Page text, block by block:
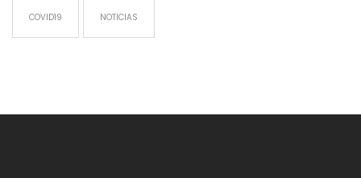
COVID19 NOTICIAS